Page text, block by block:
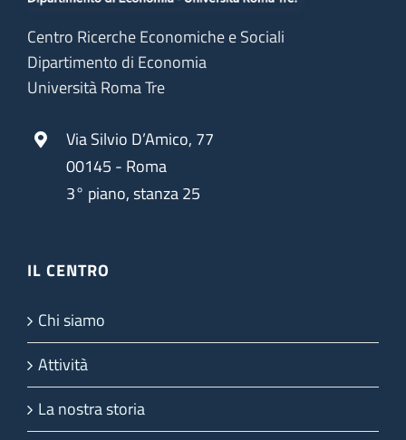
Centro Ricerche Economiche e Sociali
Dipartimento di Economia
Università Roma Tre
Via Silvio D’Amico, 77
00145 - Roma
3° piano, stanza 25
IL CENTRO
Chi siamo
Attività
La nostra storia